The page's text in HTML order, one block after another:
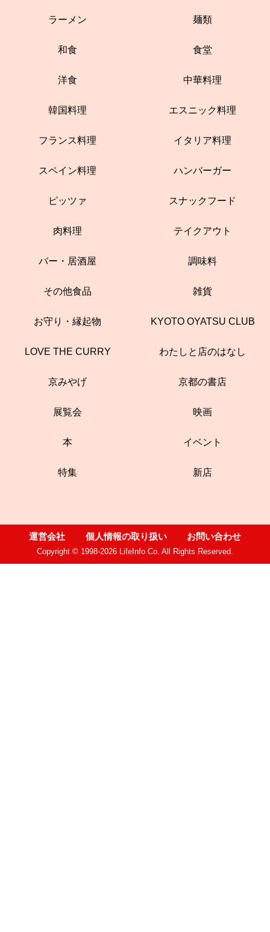
ラーメン 麺類
和食 食堂
洋食 中華料理
韓国料理 エスニック料理
フランス料理 イタリア料理
スペイン料理 ハンバーガー
ピッツァ スナックフード
肉料理 テイクアウト
バー・居酒屋 調味料
その他食品 雑貨
お守り・縁起物 KYOTO OYATSU CLUB
LOVE THE CURRY わたしと店のはなし
京みやげ 京都の書店
展覧会 映画
本 イベント
特集 新店
運営会社 個人情報の取り扱い お問い合わせ
Copyright © 1998-2026 LifeInfo Co. All Rights Reserved.